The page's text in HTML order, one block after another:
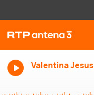
Valentina Jesus